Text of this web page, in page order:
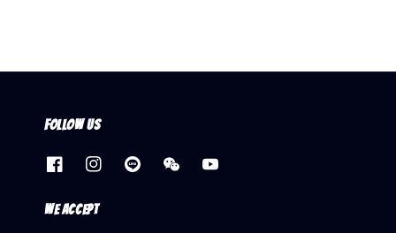
Follow us
We accept